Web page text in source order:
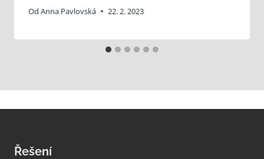
Od Anna Pavlovská 22. 2. 2023
Řešení